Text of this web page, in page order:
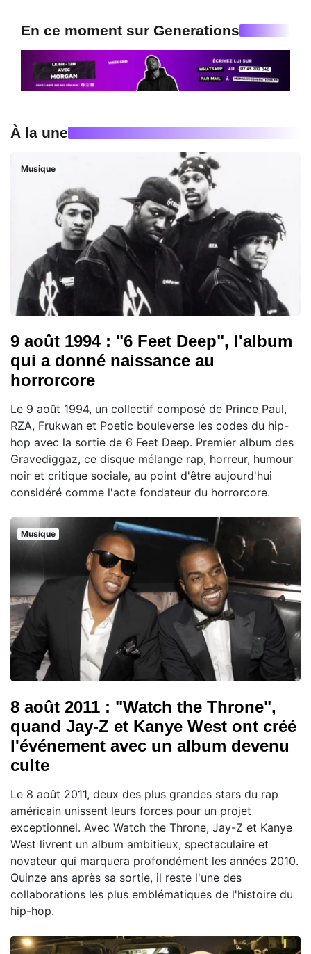
En ce moment sur Generations
À la une
Musique
9 août 1994 : "6 Feet Deep", l'album
qui a donné naissance au
horrorcore
Le 9 août 1994, un collectif composé de Prince Paul,
RZA, Frukwan et Poetic bouleverse les codes du hip-
hop avec la sortie de 6 Feet Deep. Premier album des
Gravediggaz, ce disque mélange rap, horreur, humour
noir et critique sociale, au point d'être aujourd'hui
considéré comme l'acte fondateur du horrorcore.
Musique
8 août 2011 : "Watch the Throne",
quand Jay-Z et Kanye West ont créé
l'événement avec un album devenu
culte
Le 8 août 2011, deux des plus grandes stars du rap
américain unissent leurs forces pour un projet
exceptionnel. Avec Watch the Throne, Jay-Z et Kanye
West livrent un album ambitieux, spectaculaire et
novateur qui marquera profondément les années 2010.
Quinze ans après sa sortie, il reste l'une des
collaborations les plus emblématiques de l'histoire du
hip-hop.